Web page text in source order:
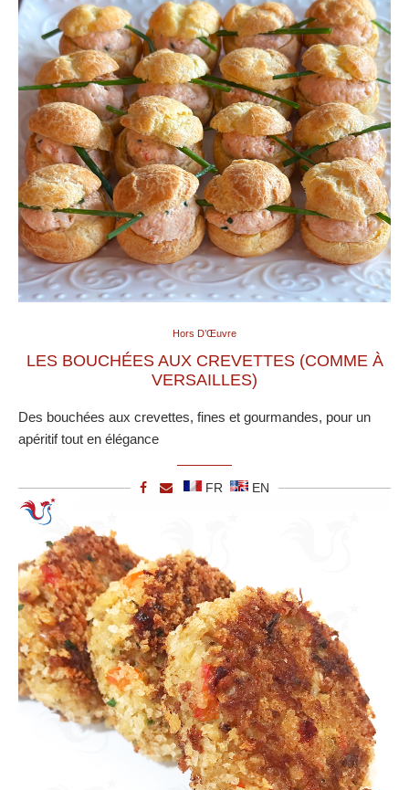
Hors D’Œuvre
LES BOUCHÉES AUX CREVETTES (COMME À
VERSAILLES)
Des bouchées aux crevettes, fines et gourmandes, pour un
apéritif tout en élégance
FR EN